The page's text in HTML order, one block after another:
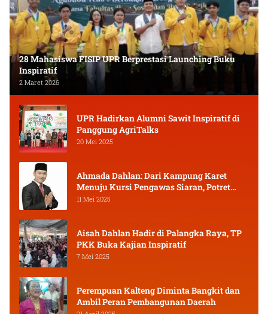
28 Mahasiswa FISIP UPR Berprestasi Launching Buku
Inspiratif
2 Maret 2026
UPR Hadirkan Alumni Sawit Inspiratif di
Panggung AgriTalks
20 Mei 2025
Ahmada Dahlan: Dari Kampung Karet
Menuju Kursi Pengawas Siaran, Potret
Pejuang Muda Kalimantan Tengah
11 Mei 2025
Aisah Dahlan Hadir di Palangka Raya, TP
PKK Buka Kajian Inspiratif
7 Mei 2025
Perempuan Kalteng Diminta Bangkit dan
Ambil Peran Pembangunan Daerah